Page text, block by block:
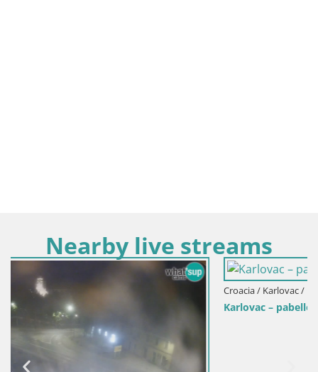
Nearby live streams
Croacia / Karlovac / Karlovac
Karlovac – pabellón de música